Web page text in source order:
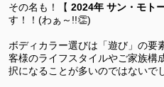
その名も！【 2024年 サン・モト
す！！(わぁ～!!👏)
ボディカラー選びは「遊び」の要
客様のライフスタイルやご家族構
択になることが多いのではないで